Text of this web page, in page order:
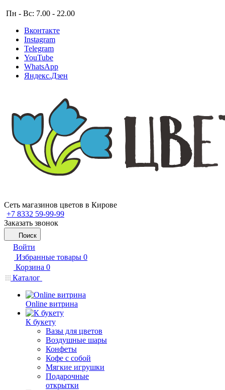
Пн - Вс: 7.00 - 22.00
Вконтакте
Instagram
Telegram
YouTube
WhatsApp
Яндекс.Дзен
Сеть магазинов цветов в Кирове
+7 8332 59-99-99
Заказать звонок
Поиск
Войти
Избранные товары 0
Корзина 0
Каталог
Online витрина
К букету
Вазы для цветов
Воздушные шары
Конфеты
Кофе с собой
Мягкие игрушки
Подарочные
открытки